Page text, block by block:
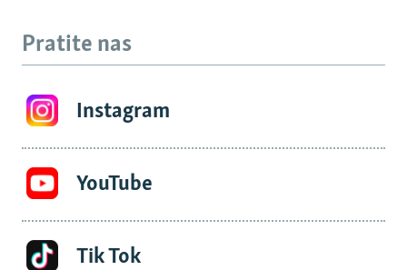
Pratite nas
Instagram
YouTube
Tik Tok